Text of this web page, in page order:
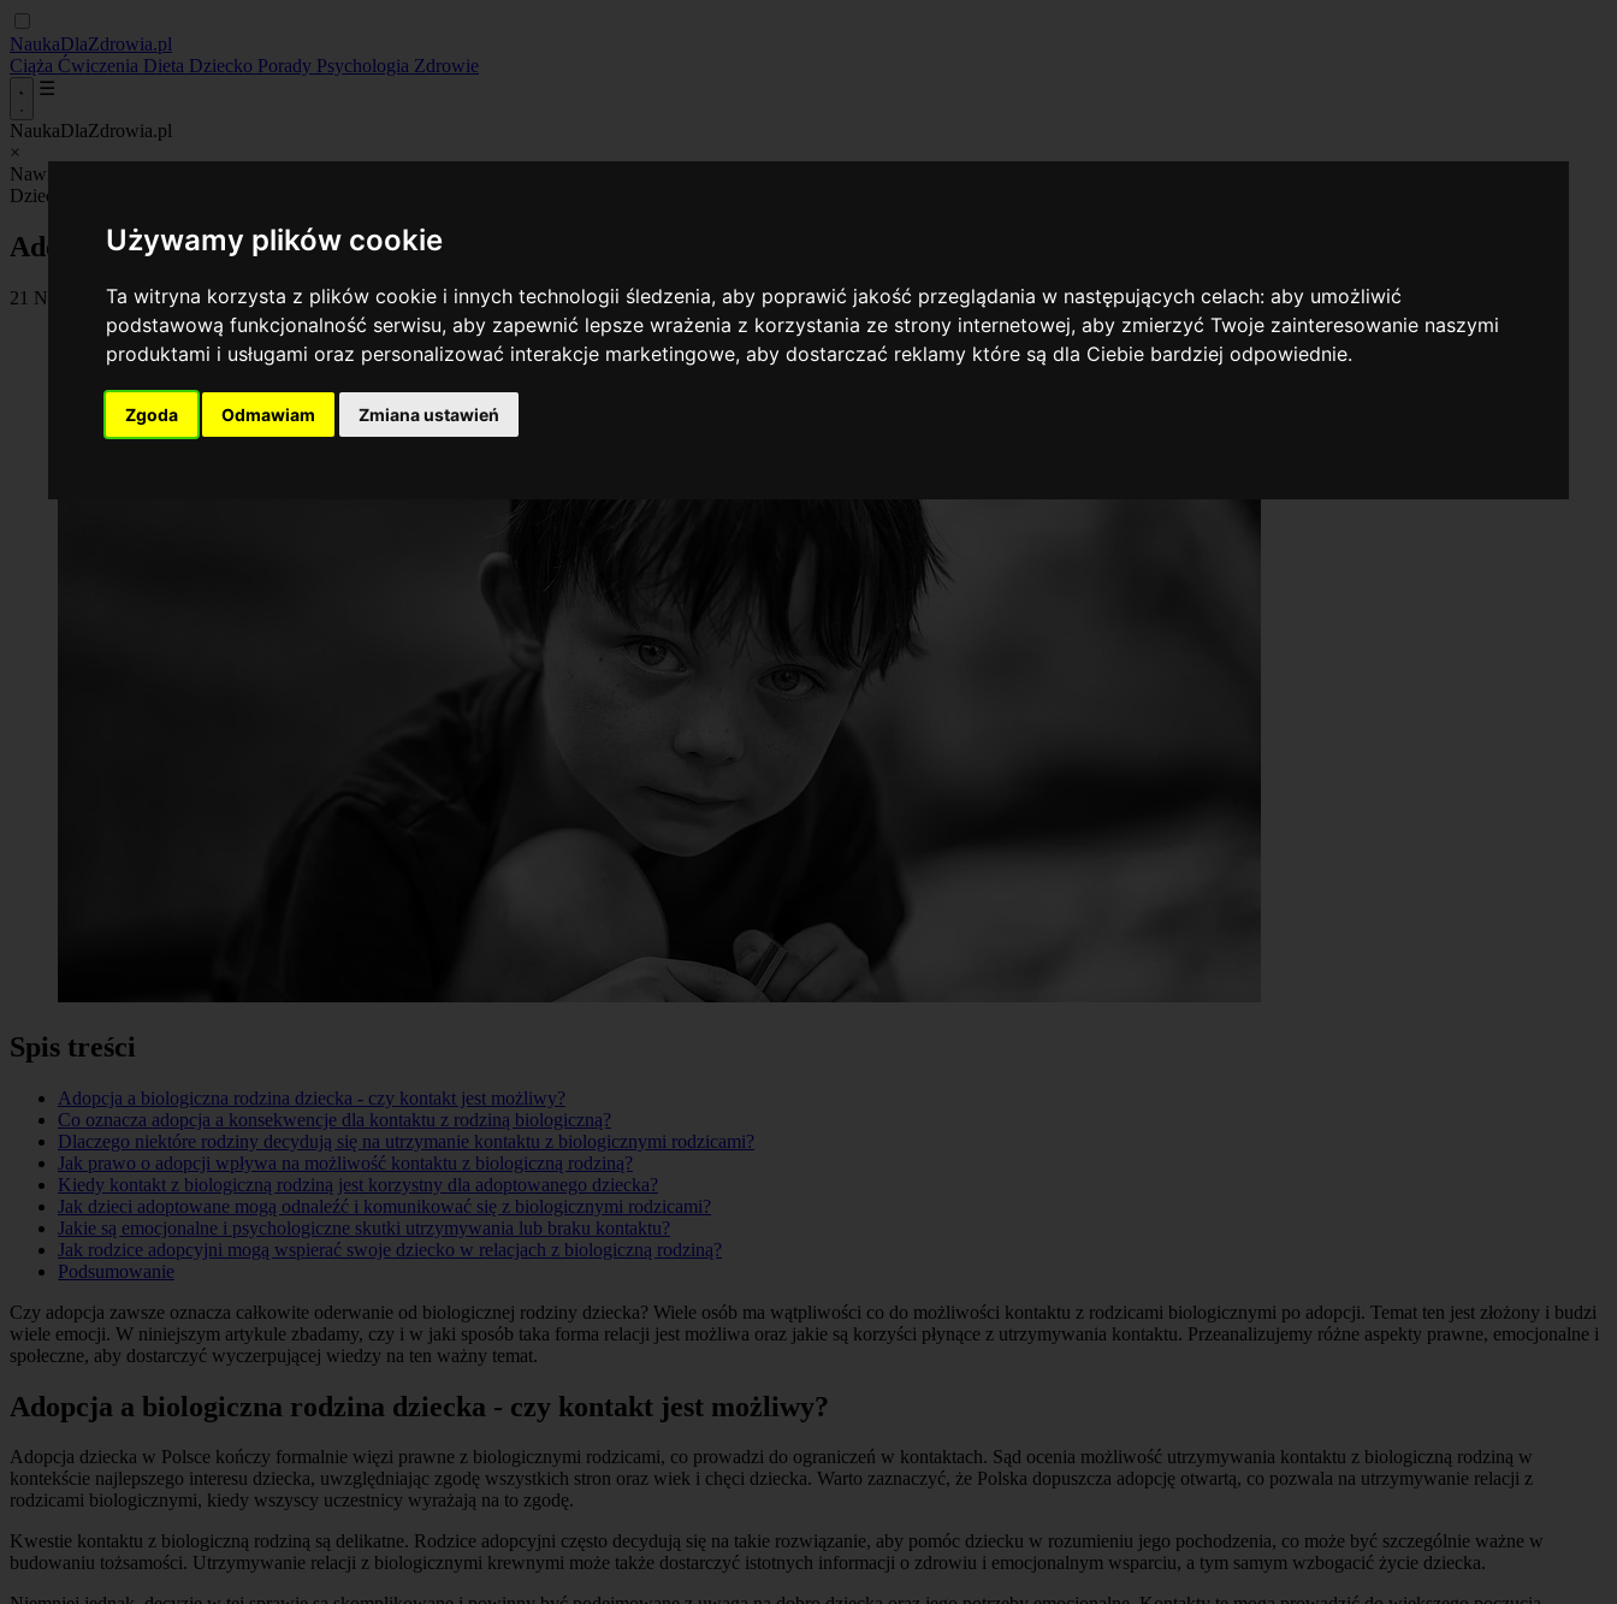
Używamy plików cookie
Ta witryna korzysta z plików cookie i innych technologii śledzenia, aby poprawić jakość przeglądania w następujących celach:aby umożliwić
podstawową funkcjonalność serwisu,aby zapewnić lepsze wrażenia z korzystania ze strony internetowej,aby zmierzyć Twoje zainteresowanie naszymi
produktami i usługami oraz personalizować interakcje marketingowe,aby dostarczać reklamy które są dla Ciebie bardziej odpowiednie.
Zgoda Odmawiam Zmiana ustawień
NaukaDlaZdrowia.pl
Ciąża Ćwiczenia Dieta Dziecko Porady Psychologia Zdrowie
☰
NaukaDlaZdrowia.pl
×
Nawigacja_
Dziecko
Adopcja a biologiczna rodzina dziecka – kontakt możliwy?
21 November 2025 • By Anna Radecka
Spis treści
Adopcja a biologiczna rodzina dziecka - czy kontakt jest możliwy?
Co oznacza adopcja a konsekwencje dla kontaktu z rodziną biologiczną?
Dlaczego niektóre rodziny decydują się na utrzymanie kontaktu z biologicznymi rodzicami?
Jak prawo o adopcji wpływa na możliwość kontaktu z biologiczną rodziną?
Kiedy kontakt z biologiczną rodziną jest korzystny dla adoptowanego dziecka?
Jak dzieci adoptowane mogą odnaleźć i komunikować się z biologicznymi rodzicami?
Jakie są emocjonalne i psychologiczne skutki utrzymywania lub braku kontaktu?
Jak rodzice adopcyjni mogą wspierać swoje dziecko w relacjach z biologiczną rodziną?
Podsumowanie
Czy adopcja zawsze oznacza całkowite oderwanie od biologicznej rodziny dziecka? Wiele osób ma wątpliwości co do możliwości kontaktu z rodzicami biologicznymi po adopcji. Temat ten jest złożony i budzi
wiele emocji. W niniejszym artykule zbadamy, czy i w jaki sposób taka forma relacji jest możliwa oraz jakie są korzyści płynące z utrzymywania kontaktu. Przeanalizujemy różne aspekty prawne, emocjonalne i
społeczne, aby dostarczyć wyczerpującej wiedzy na ten ważny temat.
Adopcja a biologiczna rodzina dziecka - czy kontakt jest możliwy?
Adopcja dziecka w Polsce kończy formalnie więzi prawne z biologicznymi rodzicami, co prowadzi do ograniczeń w kontaktach. Sąd ocenia możliwość utrzymywania kontaktu z biologiczną rodziną w
kontekście najlepszego interesu dziecka, uwzględniając zgodę wszystkich stron oraz wiek i chęci dziecka. Warto zaznaczyć, że Polska dopuszcza adopcję otwartą, co pozwala na utrzymywanie relacji z
rodzicami biologicznymi, kiedy wszyscy uczestnicy wyrażają na to zgodę.
Kwestie kontaktu z biologiczną rodziną są delikatne. Rodzice adopcyjni często decydują się na takie rozwiązanie, aby pomóc dziecku w rozumieniu jego pochodzenia, co może być szczególnie ważne w
budowaniu tożsamości. Utrzymywanie relacji z biologicznymi krewnymi może także dostarczyć istotnych informacji o zdrowiu i emocjonalnym wsparciu, a tym samym wzbogacić życie dziecka.